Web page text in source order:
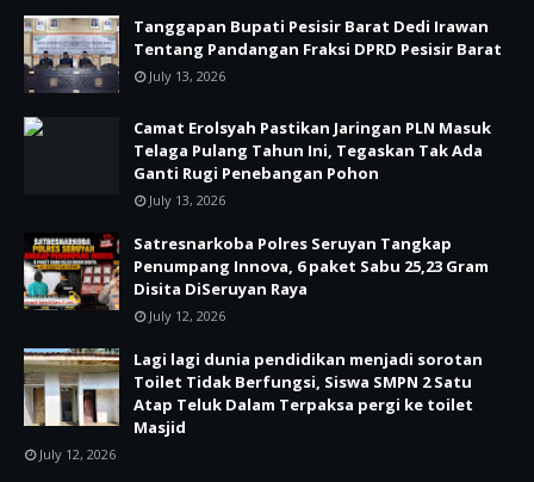
Tanggapan Bupati Pesisir Barat Dedi Irawan
Tentang Pandangan Fraksi DPRD Pesisir Barat
July 13, 2026
Camat Erolsyah Pastikan Jaringan PLN Masuk
Telaga Pulang Tahun Ini, Tegaskan Tak Ada
Ganti Rugi Penebangan Pohon
July 13, 2026
Satresnarkoba Polres Seruyan Tangkap
Penumpang Innova, 6 paket Sabu 25,23 Gram
Disita DiSeruyan Raya
July 12, 2026
Lagi lagi dunia pendidikan menjadi sorotan
Toilet Tidak Berfungsi, Siswa SMPN 2 Satu
Atap Teluk Dalam Terpaksa pergi ke toilet
Masjid
July 12, 2026